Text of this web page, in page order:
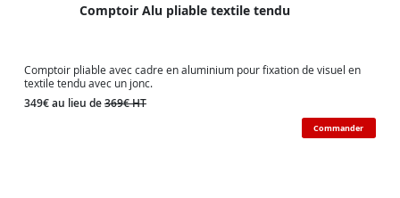
Comptoir Alu pliable textile tendu
Comptoir pliable avec cadre en aluminium pour fixation de visuel en
textile tendu avec un jonc.
349€ au lieu de369€ HT
Commander